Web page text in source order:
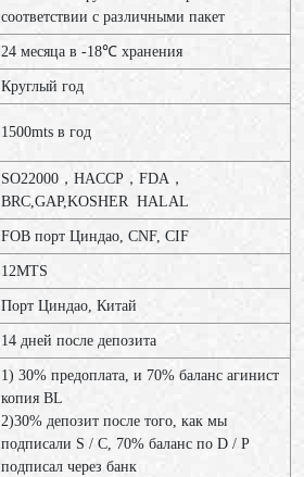
соответствии с различными пакет
24 месяца в -18℃ хранения
Круглый год
1500mts в год
SO22000，HACCP，FDA，
BRC,GAP,KOSHER HALAL
FOB порт Циндао, CNF, CIF
12МТS
Порт Циндао, Китай
14 дней после депозита
1) 30% предоплата, и 70% баланс агинист
копия BL
2)30% депозит после того, как мы
подписали S / C, 70% баланс по D / P
подписал через банк